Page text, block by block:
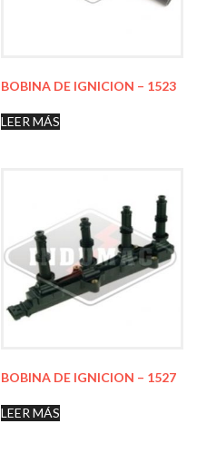
BOBINA DE IGNICION – 1523
LEER MÁS
BOBINA DE IGNICION – 1527
LEER MÁS